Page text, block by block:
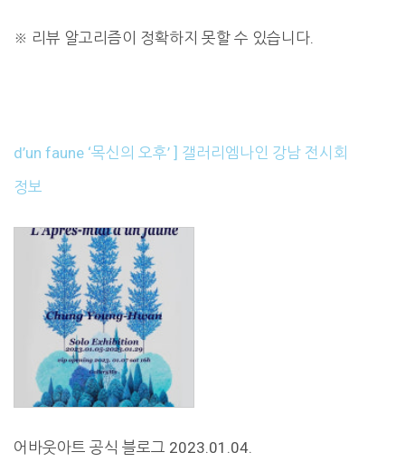
※ 리뷰 알고리즘이 정확하지 못할 수 있습니다.
d’un faune ‘목신의 오후’ ] 갤러리엠나인 강남 전시회
정보
어바웃아트 공식 블로그 2023.01.04.